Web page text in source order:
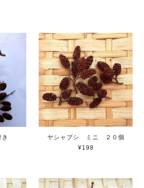
ヤシャブシ ミニ ２０個
¥198